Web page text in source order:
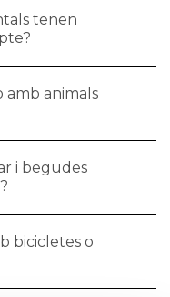
tenen
amb animals
i begudes
bicicletes o